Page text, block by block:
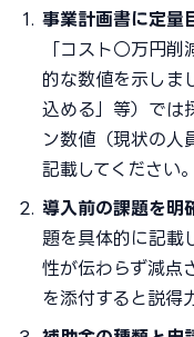
事業計画書に定量
「コスト○万円
的な数値を示しま
込める」等）では
ン数値（現状の人
記載してください。
導入前の課題を明
題を具体的に記載
性が伝わらず減点
を添付すると説得